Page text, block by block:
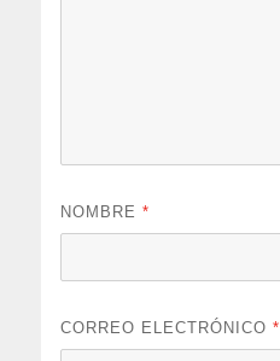
NOMBRE*
CORREO ELECTRÓNICO*